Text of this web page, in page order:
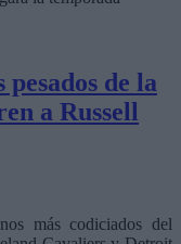
de la
a Russell
más codiciados del